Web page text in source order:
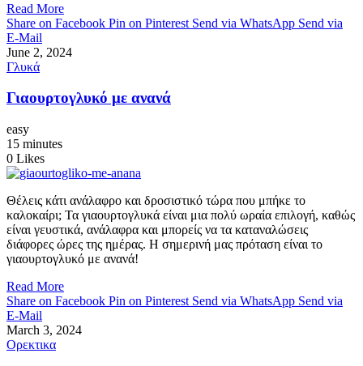
Read More
Share on Facebook Pin on Pinterest Send via WhatsApp Send via
E-Mail
June 2, 2024
Γλυκά
Γιαουρτογλυκό με ανανά
easy
15 minutes
0 Likes
Θέλεις κάτι ανάλαφρο και δροσιστικό τώρα που μπήκε το
καλοκαίρι; Τα γιαουρτογλυκά είναι μια πολύ ωραία επιλογή, καθώς
είναι γευστικά, ανάλαφρα και μπορείς να τα καταναλώσεις
διάφορες ώρες της ημέρας. Η σημερινή μας πρόταση είναι το
γιαουρτογλυκό με ανανά!
Read More
Share on Facebook Pin on Pinterest Send via WhatsApp Send via
E-Mail
March 3, 2024
Ορεκτικα